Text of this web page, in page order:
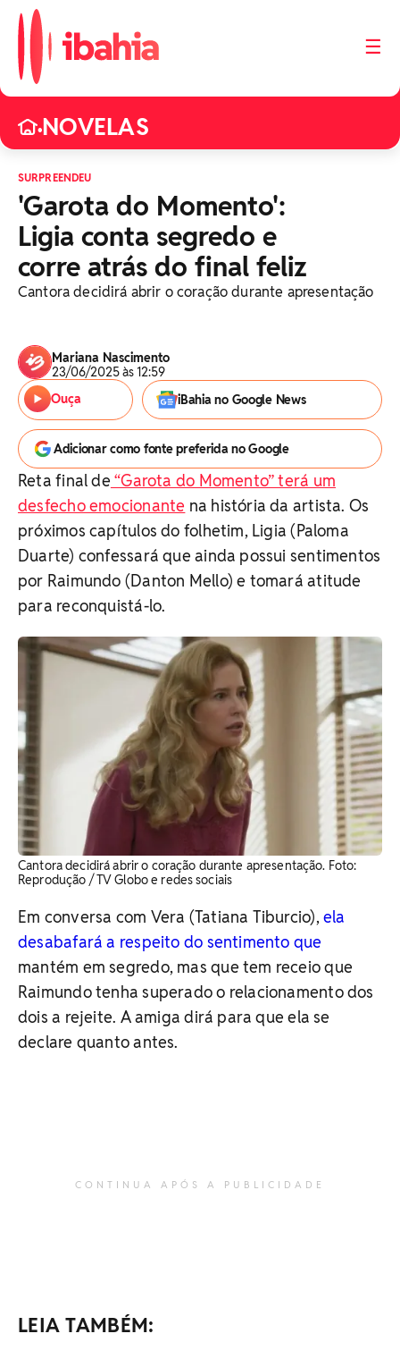
☰
•NOVELAS
SURPREENDEU
'Garota do Momento':
Ligia conta segredo e
corre atrás do final feliz
Cantora decidirá abrir o coração durante apresentação
Mariana Nascimento
23/06/2025 às 12:59
Ouça
iBahia no Google News
Adicionar como fonte preferida no Google
Reta final de “Garota do Momento” terá um
desfecho emocionante na história da artista. Os
próximos capítulos do folhetim, Ligia (Paloma
Duarte) confessará que ainda possui sentimentos
por Raimundo (Danton Mello) e tomará atitude
para reconquistá-lo.
Cantora decidirá abrir o coração durante apresentação. ​Foto:
Reprodução / TV Globo e redes sociais
Em conversa com Vera (Tatiana Tiburcio),ela
desabafará a respeito do sentimento que
mantém em segredo, mas que tem receio que
Raimundo tenha superado o relacionamento dos
dois a rejeite. A amiga dirá para que ela se
declare quanto antes.
CONTINUA APÓS A PUBLICIDADE
LEIA TAMBÉM: